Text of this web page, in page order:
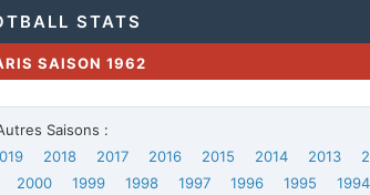
STATS
SAISON 1962
Saisons :
2018 2017 2016 2015 2014 2013
2000 1999 1998 1997 1996 1995 1994